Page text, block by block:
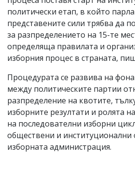
политически етап, в който
представените сили трябва да
за разпределението на 15-те
определяща правилата и
изборния процес в страната,
Процедурата се развива на
между политическите партии
разпределение на квотите,
изборните резултати и ролята
на последователни изборни
обществени и институционални
изборната администрация.